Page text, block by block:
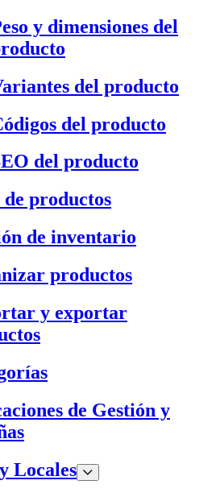
y dimensiones del
del producto
del producto
del producto
productos
de inventario
productos
y exportar
de Gestión y
Locales